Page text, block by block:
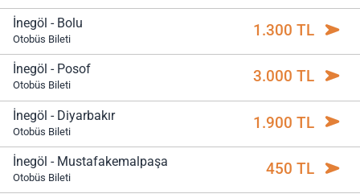
İnegöl - Bolu
Otobüs Bileti 1.300 TL
İnegöl - Posof
Otobüs Bileti 3.000 TL
İnegöl - Diyarbakır
Otobüs Bileti 1.900 TL
İnegöl - Mustafakemalpaşa
Otobüs Bileti 450 TL